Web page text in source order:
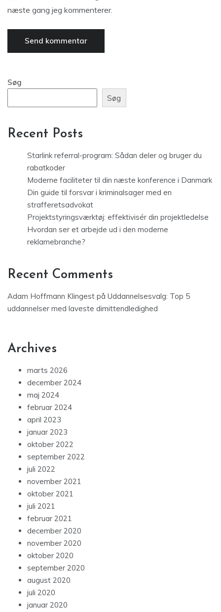
næste gang jeg kommenterer.
Søg
Søg
Recent Posts
Starlink referral-program: Sådan deler og bruger du
rabatkoder
Moderne faciliteter til din næste konference i Danmark
Din guide til forsvar i kriminalsager med en
strafferetsadvokat
Projektstyringsværktøj: effektivisér din projektledelse
Hvordan ser et arbejde ud i den moderne
reklamebranche?
Recent Comments
Adam Hoffmann Klingest på Uddannelsesvalg: Top 5
uddannelser med laveste dimittendledighed
Archives
marts 2026
december 2024
maj 2024
februar 2024
april 2023
januar 2023
oktober 2022
september 2022
juli 2022
november 2021
oktober 2021
juli 2021
februar 2021
december 2020
november 2020
oktober 2020
september 2020
august 2020
juli 2020
januar 2020